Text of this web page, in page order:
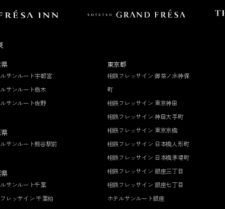
サンルート宇都宮
サンルート栃木
サンルート佐野
サンルート熊谷駅前
県
サンルート千葉
レッサイン 千葉柏
東京都
相鉄フレッサイン 御茶ノ水神保
町
相鉄フレッサイン 東京神田
相鉄フレッサイン 神田大手町
相鉄フレッサイン 東京京橋
相鉄フレッサイン 日本橋人形町
相鉄フレッサイン 日本橋茅場町
相鉄フレッサイン 銀座三丁目
相鉄フレッサイン 銀座七丁目
ホテルサンルート銀座